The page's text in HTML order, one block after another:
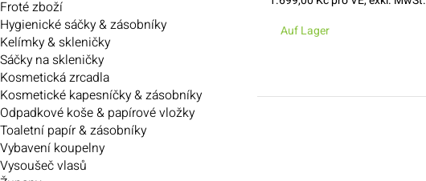
Froté zboží
Hygienické sáčky & zásobníky
Kelímky & skleničky
Sáčky na skleničky
Kosmetická zrcadla
Kosmetické kapesníčky & zásobníky
Odpadkové koše & papírové vložky
Toaletní papír & zásobníky
Vybavení koupelny
Vysoušeč vlasů
Auf Lager